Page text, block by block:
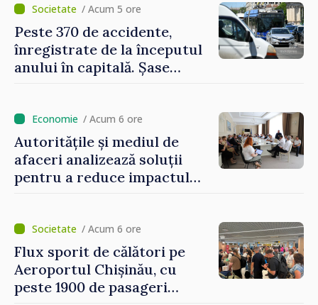
locale și rutiere
/ Acum 5 ore
Peste 370 de accidente,
înregistrate de la începutul
anului în capitală. Șase
/ Acum 6 ore
Autoritățile și mediul de
afaceri analizează soluții
pentru a reduce impactul
/ Acum 6 ore
Flux sporit de călători pe
Aeroportul Chișinău, cu
peste 1900 de pasageri